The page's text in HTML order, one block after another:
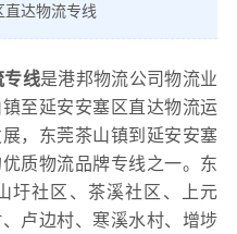
直达物流专线
专线是港邦物流公司物流业
至延安安塞区直达物流运
，东莞茶山镇到延安安塞
质物流品牌专线之一。东
圩社区、茶溪社区、上元
卢边村、寒溪水村、增埗